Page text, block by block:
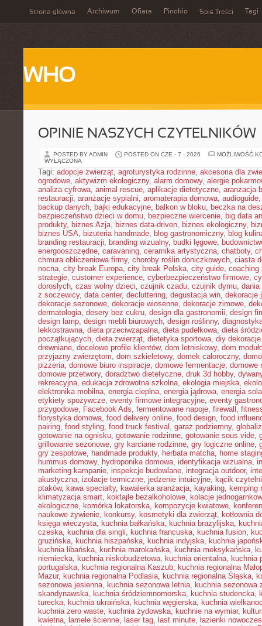
Strona główna Archiwum Ofiara Pinokio Spis Treści Tagi
WHO
OPINIE NASZYCH CZYTELNIKÓW
POSTED BY ADMIN POSTED ON CZE - 7 - 2026
MOŻLIWOŚĆ
WYŁĄCZONA
Tagi: adopcje zwierząt, agroturystyka rodzinne, akcesoria dla
ogrodowe, aktywizm ekologiczny, alarm domowy, alergie
analiza cyfrowa, animal rescue, aplikacje dietetyczne, aranżacja
restauracji, aranżacje sypialni, aromaterapia domowa, audioguide
backup danych, bajki edukacyjne, balkon w bloku, beczka na
bezpieczeństwo dzieci w domu, bezpieczne wiercenie, big data
produkty, biznes Azja, biznes data-driven, biznes ekologiczny,
biznes USA, bizuteria handmade, blog gastronomiczny, blog
branding restauracji, branding wizualny, budki lęgowe,
energooszczędne, caravaning, ceramika artystyczna, chatboty,
chmura obliczeniowa firmy, choroby roślin doniczkowych, ciasta
nocna, city break Europa, city break Polska, city guide, coaching
strategie, customer experience, cyberbezpieczeństwo firmowe,
dorosłych, czas wolny dzieci, czujnik czadu, czujnik dymu,
z soczewicy, data center, decluttering, degustacja win, dekoracje
dekoracje sezonowe, dekoracje wiosenne, dekoracje zimowe,
dermatologia, desery bez cukru, design dla gastronomii, design
design lamp, design mebli biurowych, design roślinny,
lekkostrawna, dieta przeciwzapalna, dieta pudełkowa, dieta
początkujących, dieta zwierząt, dietetyka sportowa, diy
drewniane, docelowe profile klientów, dom letniskowy, dom
przyjazny zwierzętom, dom szkieletowy, domek całoroczny,
pizzeria, domowe biuro inspiracje, domowe fermentacje, domowe
domowe przetwory, doradztwo dietetyczne, druk 3d hobby,
rekreacyjna, edukacja zdrowotna szkolna, ekologia miejska,
elektronika mobilna, energia cieplna, energia jądrowa, energia
etykiety spożywcze, eventy firmowe integracyjne, eventy
przygodowe, Facebook Ads, fermentowane napoje, firewall ,
florystyka domowa, food delivery online, food design, food
pairing, food styling, food truck festival , garaż podziemny,
gotowanie na ognisku, gotowanie rodzinne, gotowanie sous vide,
grillowanie sezonowe, gry karciane rodzinne, gry logiczne online,
gry zespołowe, handmade produkty, herbata matcha, home
hummus domowy, hydroponika domowa, identyfikacja wizualna,
marketing kampanie, inspekcje budowlane, integracja outdoor,
akustyczna, izolacje termiczne, jedzenie intuicyjne, kącik
ptaków, kawa specialty, kawalerka aranżacja, kayaking, kemping
klimatyzacja smart, koktajle bezalkoholowe, kolacje
ekologiczne, komórka lokatorska, kompozycje kwiatowe,
naukowe żywienie, konkursy, kosmetyki dla zwierząt, kotłownia
księga wieczysta, kuchnia bałkańska, kuchnia brazylijska,
czeska, kuchnia dla singli, kuchnia francuska, kuchnia fusion,
gruzińska, kuchnia hiszpańska, kuchnia indyjska, kuchnia
kuchnia libańska, kuchnia marokańska, kuchnia meksykańska,
niemiecka, kuchnia niskobudżetowa, kuchnia orientalna, kuchnia
portugalska, kuchnia regionalna Kaszub, kuchnia regionalna
Mazur, kuchnia regionalna Podlasia, kuchnia regionalna Śląska,
sezonowa jesienna, kuchnia sezonowa letnia, kuchnia sezonowa
skandynawska, kuchnia śródziemnomorska, kuchnia studencka,
turecka, kuchnia ukraińska, kuchnia węgierska, kuchnia
kuchnia zero waste, kuchnia żydowska, kuchnie na wymiar,
kwietna, lamele ścienne, laser tag, last minute, łazienki